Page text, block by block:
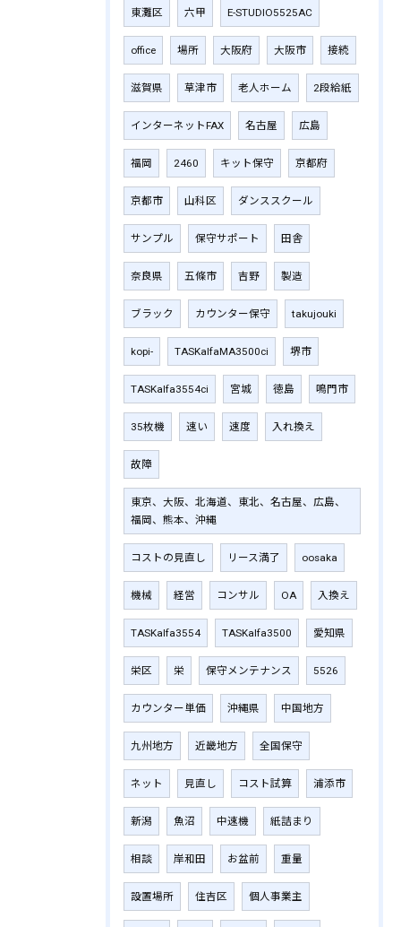
東灘区 六甲 E-STUDIO5525AC
office 場所 大阪府 大阪市 接続
滋賀県 草津市 老人ホーム 2段給紙
インターネットFAX 名古屋 広島
福岡 2460 キット保守 京都府
京都市 山科区 ダンススクール
サンプル 保守サポート 田舎
奈良県 五條市 吉野 製造
ブラック カウンター保守 takujouki
kopi- TASKalfaMA3500ci 堺市
TASKalfa3554ci 宮城 徳島 鳴門市
35枚機 速い 速度 入れ換え
故障
東京、大阪、北海道、東北、名古屋、広島、
福岡、熊本、沖縄
コストの見直し リース満了 oosaka
機械 経営 コンサル OA 入換え
TASKalfa3554 TASKalfa3500 愛知県
栄区 栄 保守メンテナンス 5526
カウンター単価 沖縄県 中国地方
九州地方 近畿地方 全国保守
ネット 見直し コスト試算 浦添市
新潟 魚沼 中速機 紙詰まり
相談 岸和田 お盆前 重量
設置場所 住吉区 個人事業主